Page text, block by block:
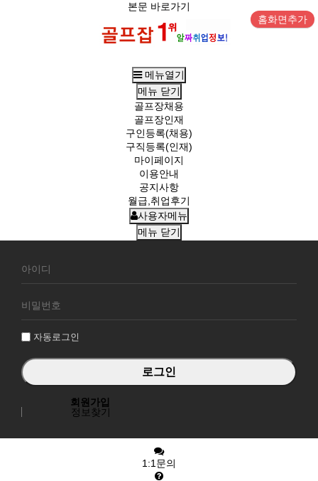
본문 바로가기
홈화면추가
메뉴열기
메뉴 닫기
골프장채용
골프장인재
구인등록(채용)
구직등록(인재)
마이페이지
이용안내
공지사항
월급,취업후기
사용자메뉴
메뉴 닫기
원
그
자동로그인
회원가입
정보찾기
1:1문의